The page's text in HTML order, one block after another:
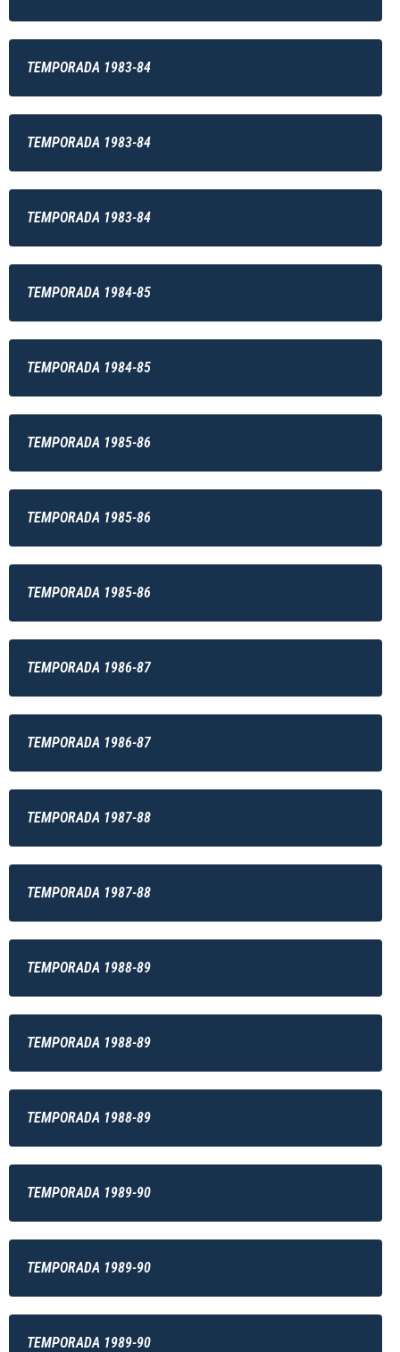
TEMPORADA 1983-84
TEMPORADA 1983-84
TEMPORADA 1983-84
TEMPORADA 1984-85
TEMPORADA 1984-85
TEMPORADA 1985-86
TEMPORADA 1985-86
TEMPORADA 1985-86
TEMPORADA 1986-87
TEMPORADA 1986-87
TEMPORADA 1987-88
TEMPORADA 1987-88
TEMPORADA 1988-89
TEMPORADA 1988-89
TEMPORADA 1988-89
TEMPORADA 1989-90
TEMPORADA 1989-90
TEMPORADA 1989-90